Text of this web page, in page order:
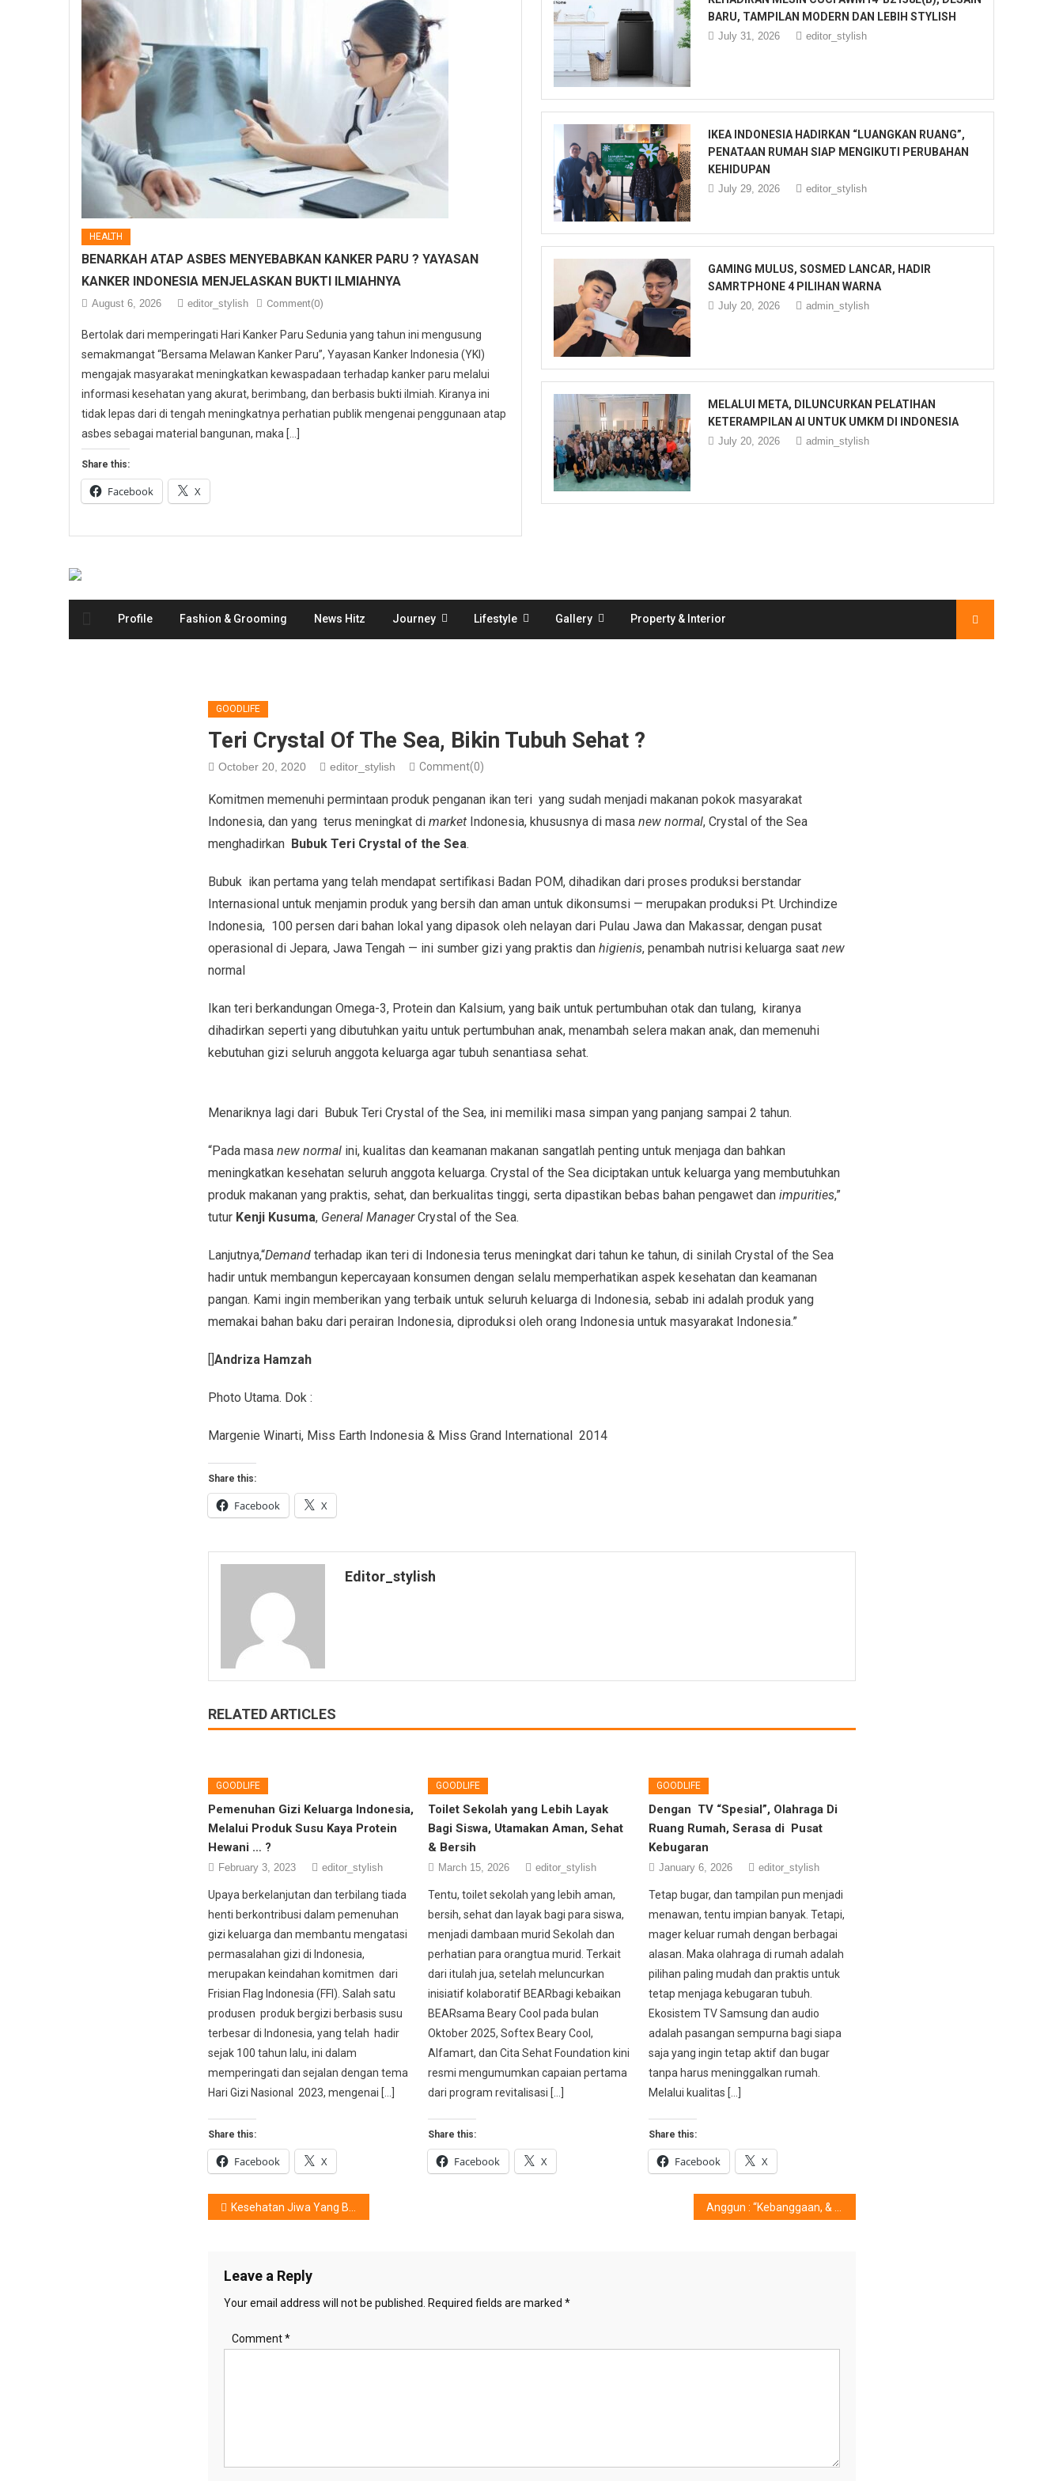
HEALTH
BENARKAH ATAP ASBES MENYEBABKAN KANKER PARU ? YAYASAN
KANKER INDONESIA MENJELASKAN BUKTI ILMIAHNYA
August 6, 2026 editor_stylish Comment(0)
Bertolak dari memperingati Hari Kanker Paru Sedunia yang tahun ini mengusung
semakmangat “Bersama Melawan Kanker Paru”, Yayasan Kanker Indonesia (YKI)
mengajak masyarakat meningkatkan kewaspadaan terhadap kanker paru melalui
informasi kesehatan yang akurat, berimbang, dan berbasis bukti ilmiah. Kiranya ini
tidak lepas dari di tengah meningkatnya perhatian publik mengenai penggunaan atap
asbes sebagai material bangunan, maka […]
Share this:
Facebook X
BARU, TAMPILAN MODERN DAN LEBIH STYLISH
July 31, 2026 editor_stylish
IKEA INDONESIA HADIRKAN “LUANGKAN RUANG”,
PENATAAN RUMAH SIAP MENGIKUTI PERUBAHAN
KEHIDUPAN
July 29, 2026 editor_stylish
GAMING MULUS, SOSMED LANCAR, HADIR
SAMRTPHONE 4 PILIHAN WARNA
July 20, 2026 admin_stylish
MELALUI META, DILUNCURKAN PELATIHAN
KETERAMPILAN AI UNTUK UMKM DI INDONESIA
July 20, 2026 admin_stylish
Profile Fashion & Grooming News Hitz Journey Lifestyle Gallery Property & Interior
GOODLIFE
Teri Crystal Of The Sea, Bikin Tubuh Sehat ?
October 20, 2020 editor_stylish Comment(0)
Komitmen memenuhi permintaan produk penganan ikan teri yang sudah menjadi makanan pokok masyarakat
Indonesia, dan yang terus meningkat di marketIndonesia, khususnya di masa new normal, Crystal of the Sea
menghadirkan Bubuk Teri Crystal of the Sea.
Bubuk ikan pertama yang telah mendapat sertifikasi Badan POM, dihadikan dari proses produksi berstandar
Internasional untuk menjamin produk yang bersih dan aman untuk dikonsumsi — merupakan produksi Pt. Urchindize
Indonesia, 100 persen dari bahan lokal yang dipasok oleh nelayan dari Pulau Jawa dan Makassar, dengan pusat
operasional di Jepara, Jawa Tengah — ini sumber gizi yang praktis danhigienis, penambah nutrisi keluarga saat new
normal
Ikan teri berkandungan Omega-3, Protein dan Kalsium, yang baik untuk pertumbuhan otak dan tulang, kiranya
dihadirkan seperti yang dibutuhkan yaitu untuk pertumbuhan anak, menambah selera makan anak, dan memenuhi
kebutuhan gizi seluruh anggota keluarga agar tubuh senantiasa sehat.
Menariknya lagi dari Bubuk Teri Crystal of the Sea, ini memiliki masa simpan yang panjang sampai 2 tahun.
“Pada masa new normalini, kualitas dan keamanan makanan sangatlah penting untuk menjaga dan bahkan
meningkatkan kesehatan seluruh anggota keluarga. Crystal of the Sea diciptakan untuk keluarga yang membutuhkan
produk makanan yang praktis, sehat, dan berkualitas tinggi, serta dipastikan bebas bahan pengawet dan impurities,”
tutur Kenji Kusuma, General ManagerCrystal of the Sea.
Lanjutnya,“Demandterhadap ikan teri di Indonesia terus meningkat dari tahun ke tahun, di sinilah Crystal of the Sea
hadir untuk membangun kepercayaan konsumen dengan selalu memperhatikan aspek kesehatan dan keamanan
pangan. Kami ingin memberikan yang terbaik untuk seluruh keluarga di Indonesia, sebab ini adalah produk yang
memakai bahan baku dari perairan Indonesia, diproduksi oleh orang Indonesia untuk masyarakat Indonesia.”
[]Andriza Hamzah
Photo Utama. Dok :
Margenie Winarti, Miss Earth Indonesia & Miss Grand International 2014
Share this:
Facebook X
Editor_stylish
RELATED ARTICLES
GOODLIFE
Pemenuhan Gizi Keluarga Indonesia,
Melalui Produk Susu Kaya Protein
Hewani … ?
February 3, 2023 editor_stylish
Upaya berkelanjutan dan terbilang tiada
henti berkontribusi dalam pemenuhan
gizi keluarga dan membantu mengatasi
permasalahan gizi di Indonesia,
merupakan keindahan komitmen dari
Frisian Flag Indonesia (FFI). Salah satu
produsen produk bergizi berbasis susu
terbesar di Indonesia, yang telah hadir
sejak 100 tahun lalu, ini dalam
memperingati dan sejalan dengan tema
Hari Gizi Nasional 2023, mengenai […]
Share this:
Facebook X
GOODLIFE
Toilet Sekolah yang Lebih Layak
Bagi Siswa, Utamakan Aman, Sehat
& Bersih
March 15, 2026 editor_stylish
Tentu, toilet sekolah yang lebih aman,
bersih, sehat dan layak bagi para siswa,
menjadi dambaan murid Sekolah dan
perhatian para orangtua murid. Terkait
dari itulah jua, setelah meluncurkan
inisiatif kolaboratif BEARbagi kebaikan
BEARsama Beary Cool pada bulan
Oktober 2025, Softex Beary Cool,
Alfamart, dan Cita Sehat Foundation kini
resmi mengumumkan capaian pertama
dari program revitalisasi […]
Share this:
Facebook X
GOODLIFE
Dengan TV “Spesial”, Olahraga Di
Ruang Rumah, Serasa di Pusat
Kebugaran
January 6, 2026 editor_stylish
Tetap bugar, dan tampilan pun menjadi
menawan, tentu impian banyak. Tetapi,
mager keluar rumah dengan berbagai
alasan. Maka olahraga di rumah adalah
pilihan paling mudah dan praktis untuk
tetap menjaga kebugaran tubuh.
Ekosistem TV Samsung dan audio
adalah pasangan sempurna bagi siapa
saja yang ingin tetap aktif dan bugar
tanpa harus meninggalkan rumah.
Melalui kualitas […]
Share this:
Facebook X
Post
Kesehatan Jiwa Yang Baik, Di Masa Pandemi
Leave a Reply
Your email address will not be published. Required fields are marked *
Comment*